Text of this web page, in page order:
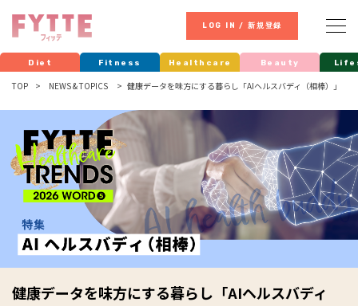
LOG IN / 新規登録
Diet Fitness Healthcare Beauty
TOP NEWS & TOPICS 健康データを味方にする暮らし「AIヘルスバディ（相棒）」
健康データを味方にする暮らし「AIヘルスバディ